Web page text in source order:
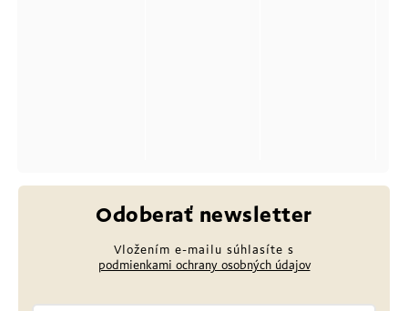
Odoberať newsletter
Vložením e-mailu súhlasíte s
podmienkami ochrany osobných údajov